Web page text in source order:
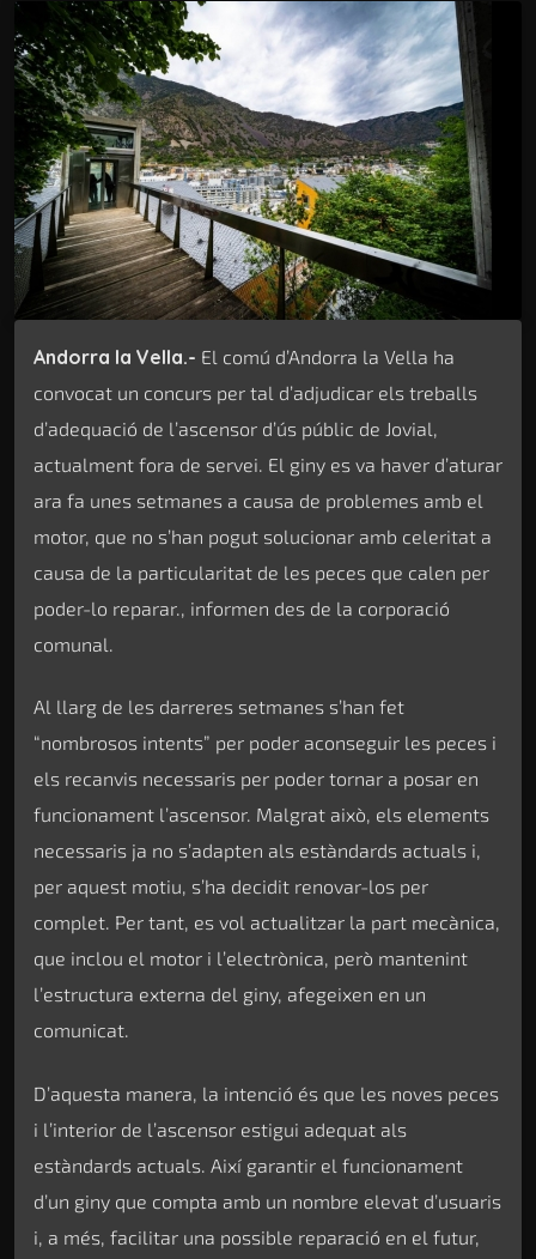
Andorra la Vella.- El comú d’Andorra la Vella ha
convocat un concurs per tal d’adjudicar els treballs
d’adequació de l’ascensor d’ús públic de Jovial,
actualment fora de servei. El giny es va haver d’aturar
ara fa unes setmanes a causa de problemes amb el
motor, que no s’han pogut solucionar amb celeritat a
causa de la particularitat de les peces que calen per
poder-lo reparar., informen des de la corporació
comunal.
Al llarg de les darreres setmanes s’han fet
“nombrosos intents” per poder aconseguir les peces i
els recanvis necessaris per poder tornar a posar en
funcionament l’ascensor. Malgrat això, els elements
necessaris ja no s’adapten als estàndards actuals i,
per aquest motiu, s’ha decidit renovar-los per
complet. Per tant, es vol actualitzar la part mecànica,
que inclou el motor i l’electrònica, però mantenint
l’estructura externa del giny, afegeixen en un
comunicat.
D’aquesta manera, la intenció és que les noves peces
i l’interior de l’ascensor estigui adequat als
estàndards actuals. Així garantir el funcionament
d’un giny que compta amb un nombre elevat d’usuaris
i, a més, facilitar una possible reparació en el futur,